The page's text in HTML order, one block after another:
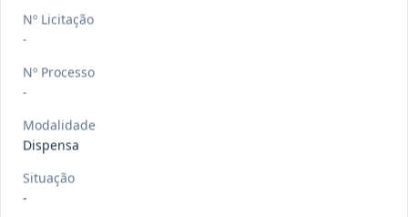
Pregão
Situação :
Nº Licitação
-
Nº Processo
-
Modalidade
Dispensa
Situação
-